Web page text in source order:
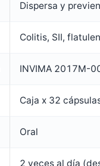
Dispersa y
Colitis, SII,
INVIMA 2017M-
Caja x 32
Oral
2 veces al día